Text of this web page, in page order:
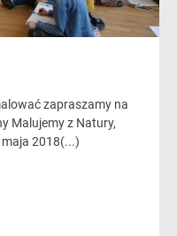
zapraszamy na
Malujemy z Natury,
2018(...)